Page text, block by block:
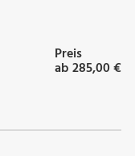
Preis
ab 285,00 €